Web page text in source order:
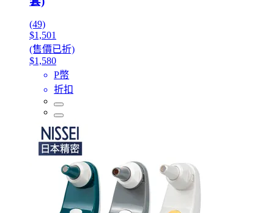
(49)
$1,501
(售價已折)
$1,580
P幣
折扣